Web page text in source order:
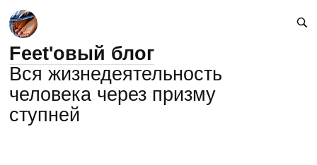
Feet'овый блог
Вся жизнедеятельность
человека через призму
ступней